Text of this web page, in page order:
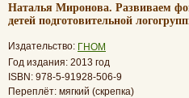
Наталья Миронова. Развиваем
детей подготовительной
Издательство: ГНОМ
Год издания: 2013 год
ISBN: 978-5-91928-506-9
Переплёт: мягкий (скрепка)